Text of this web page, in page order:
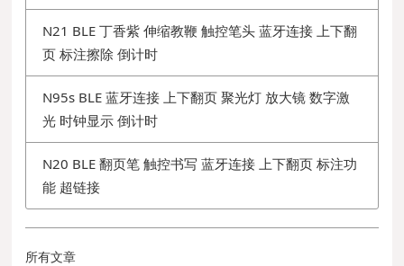
N21 BLE 丁香紫 伸缩教鞭 触控笔头 蓝牙连接 上下翻
页 标注擦除 倒计时
N95s BLE 蓝牙连接 上下翻页 聚光灯 放大镜 数字激
光 时钟显示 倒计时
N20 BLE 翻页笔 触控书写 蓝牙连接 上下翻页 标注功
能 超链接
所有文章